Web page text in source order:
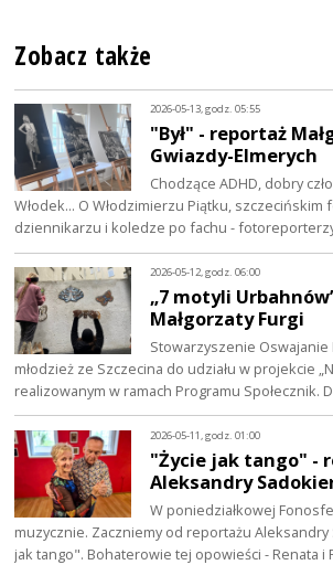
Zobacz także
2026-05-13, godz. 05:55
"Był" - reportaż
Gwiazdy-Elmerych
Chodzące ADHD, dobry
Włodek... O Włodzimierzu Piątku,
dziennikarzu i koledze po fachu -
2026-05-12, godz. 06:00
„7 motyli
Małgorzaty Furgi
Stowarzyszenie Oswajanie
młodzież ze Szczecina do udziału w projekcie
realizowanym w ramach Programu Społecznik.
2026-05-11, godz. 01:00
"Życie jak tango" -
Aleksandry
W poniedziałkowej
muzycznie. Zaczniemy od reportażu
jak tango". Bohaterowie tej opowieści - Renata i